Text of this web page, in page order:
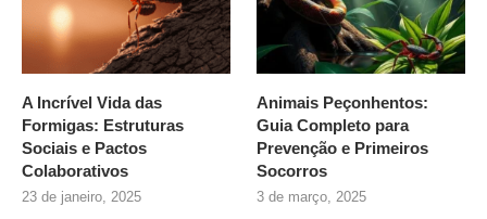
A Incrível Vida das
Formigas: Estruturas
Sociais e Pactos
Colaborativos
23 de janeiro, 2025
Animais Peçonhentos:
Guia Completo para
Prevenção e Primeiros
Socorros
3 de março, 2025